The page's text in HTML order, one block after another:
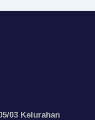
03 Kelurahan